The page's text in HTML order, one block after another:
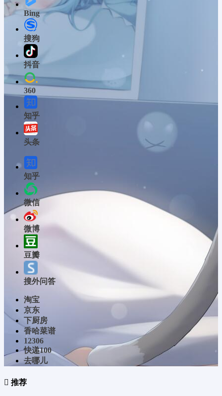
Bing
搜狗
抖音
360
知乎
头条
知乎
微信
微博
豆瓣
搜外问答
淘宝
京东
下厨房
香哈菜谱
12306
快递100
去哪儿
推荐